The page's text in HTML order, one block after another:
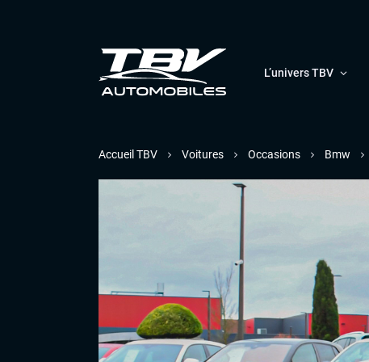
L’univers TBV
Accueil TBV Voitures Occasions Bmw